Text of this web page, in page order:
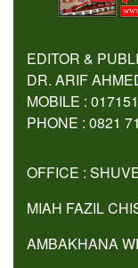
EDITOR &
DR. ARIF
MOBILE :
PHONE : 0821
OFFICE :
MIAH FAZIL
AMBAKHANA